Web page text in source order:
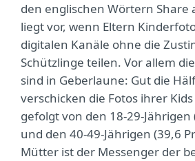
den englischen Wörtern Share
liegt vor, wenn Eltern
digitalen Kanäle ohne die
Schützlinge teilen. Vor allem
sind in Geberlaune: Gut die
verschicken die Fotos ihrer
gefolgt von den 18-29-Jährigen
und den 40-49-Jährigen (39,6
Mütter ist der Messenger der